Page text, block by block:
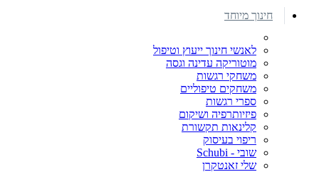
חינוך מיוחד
לאנשי חינוך ייעוץ וטיפול
מוטוריקה עדינה וגסה
משחקי רגשות
משחקים טיפוליים
ספרי רגשות
פיזיותרפיה ושיקום
קלינאות תקשורת
ריפוי בעיסוק
שובי - Schubi
שלי זאנטקרן